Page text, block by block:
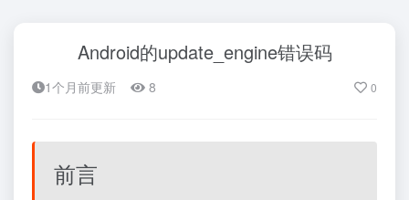
Android的update_engine错误码
1个月前更新 8 0
前言